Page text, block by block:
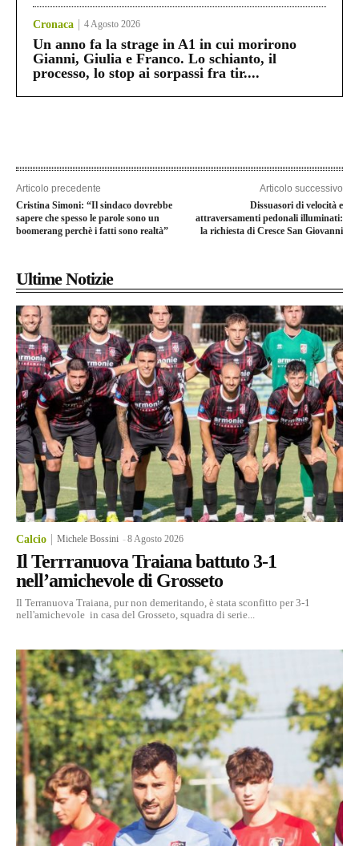
Cronaca 4 Agosto 2026
Un anno fa la strage in A1 in cui morirono
Gianni, Giulia e Franco. Lo schianto, il
processo, lo stop ai sorpassi fra tir....
Articolo precedente
Cristina Simoni: “Il sindaco dovrebbe
sapere che spesso le parole sono un
boomerang perchè i fatti sono realtà”
Articolo successivo
Dissuasori di velocità e
attraversamenti pedonali illuminati:
la richiesta di Cresce San Giovanni
Ultime Notizie
Calcio Michele Bossini -8 Agosto 2026
Il Terrranuova Traiana battuto 3-1
nell’amichevole di Grosseto
Il Terranuova Traiana, pur non demeritando, è stata sconfitto per 3-1
nell'amichevole in casa del Grosseto, squadra di serie...